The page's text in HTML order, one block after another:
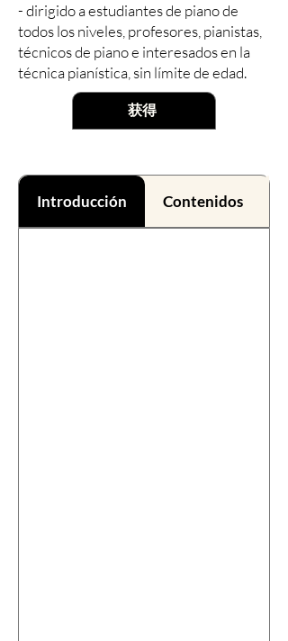
- dirigido a estudiantes de piano de
todos los niveles, profesores, pianistas,
técnicos de piano e interesados en la
técnica pianística, sin límite de edad.
获得
Introducción Contenidos